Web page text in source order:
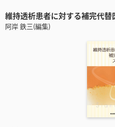
維持透析患者に対する補完代替
阿岸 鉄三(編集)